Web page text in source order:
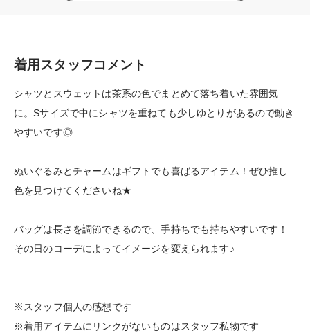
着用スタッフコメント
シャツとスウェットは茶系の色でまとめて落ち着いた雰囲気
に。Sサイズで中にシャツを重ねても少しゆとりがあるので動き
やすいです◎
ぬいぐるみとチャームはギフトでも喜ばるアイテム！ぜひ推し
色を見つけてくださいね★
バッグは長さを調節できるので、手持ちでも持ちやすいです！
その日のコーデによってイメージを変えられます♪
※スタッフ個人の感想です
※着用アイテムにリンクがないものはスタッフ私物です